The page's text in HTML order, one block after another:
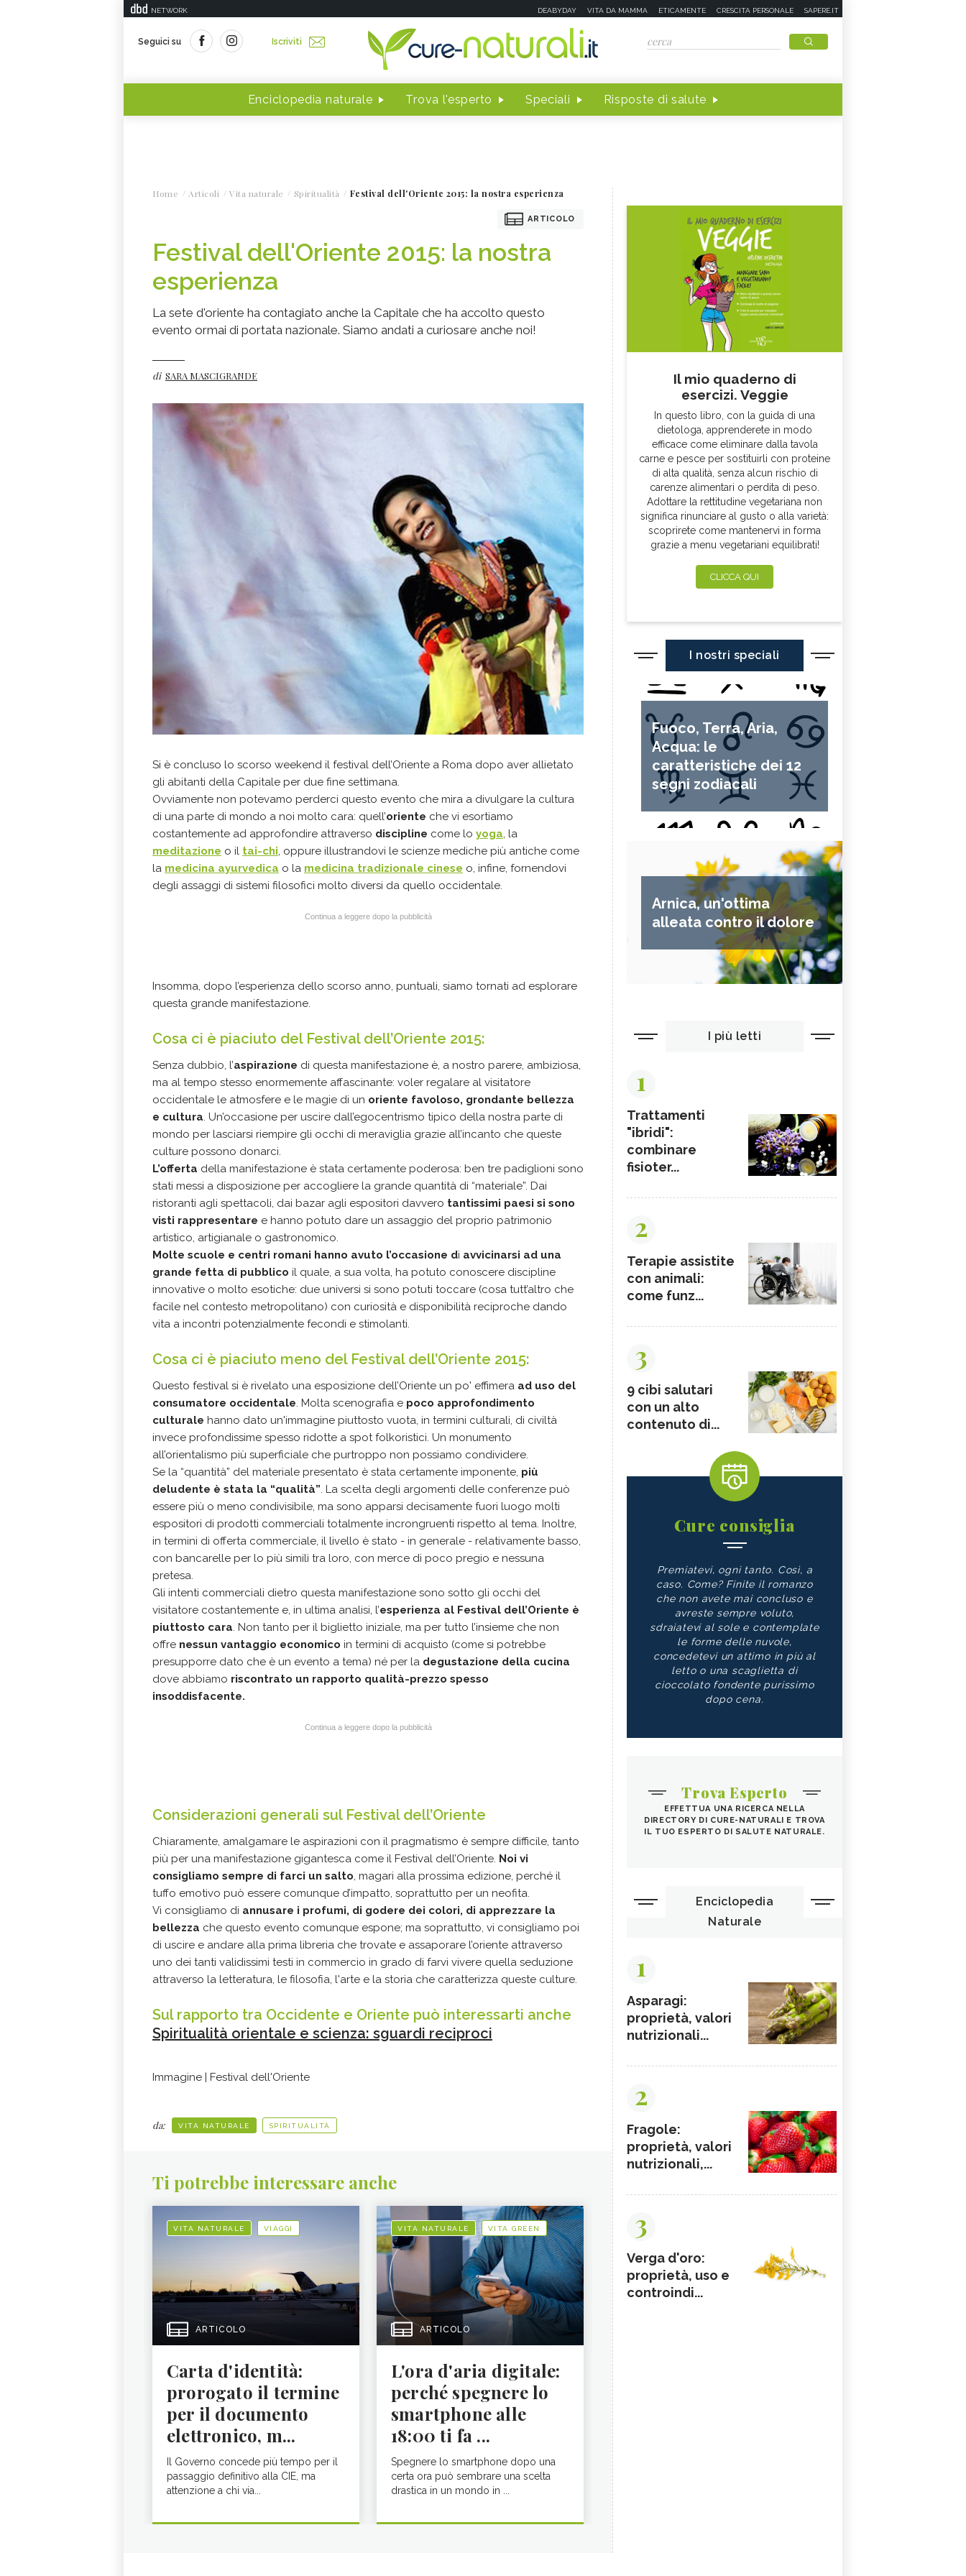
NETWORK DEABYDAY VITA DA MAMMA ETICAMENTE CRESCITA PERSONALE SAPERE.IT
Seguici su Iscriviti
Enciclopedia naturale Trova l'esperto Speciali Risposte di salute
Home Articoli Vita naturale Spiritualità Festival dell'Oriente 2015: la nostra esperienza
ARTICOLO
Festival dell'Oriente 2015: la nostra
esperienza
La sete d'oriente ha contagiato anche la Capitale che ha accolto questo
evento ormai di portata nazionale. Siamo andati a curiosare anche noi!
di SARA MASCIGRANDE
Si è concluso lo scorso weekend il festival dell’Oriente a Roma dopo aver allietato
gli abitanti della Capitale per due fine settimana.
Ovviamente non potevamo perderci questo evento che mira a divulgare la cultura
di una parte di mondo a noi molto cara: quell’oriente che vi esortiamo
costantemente ad approfondire attraverso discipline come lo yoga, la
meditazione o il tai-chi, oppure illustrandovi le scienze mediche più antiche come
la medicina ayurvedica o la medicina tradizionale cinese o, infine, fornendovi
degli assaggi di sistemi filosofici molto diversi da quello occidentale.
Continua a leggere dopo la pubblicità
Insomma, dopo l’esperienza dello scorso anno, puntuali, siamo tornati ad esplorare
questa grande manifestazione.
Cosa ci è piaciuto del Festival dell’Oriente 2015:
Senza dubbio, l’aspirazione di questa manifestazione è, a nostro parere, ambiziosa,
ma al tempo stesso enormemente affascinante: voler regalare al visitatore
occidentale le atmosfere e le magie di un oriente favoloso, grondante bellezza
e cultura. Un’occasione per uscire dall’egocentrismo tipico della nostra parte di
mondo per lasciarsi riempire gli occhi di meraviglia grazie all’incanto che queste
culture possono donarci.
L’offerta della manifestazione è stata certamente poderosa: ben tre padiglioni sono
stati messi a disposizione per accogliere la grande quantità di “materiale”. Dai
ristoranti agli spettacoli, dai bazar agli espositori davvero tantissimi paesi si sono
visti rappresentare e hanno potuto dare un assaggio del proprio patrimonio
artistico, artigianale o gastronomico.
Molte scuole e centri romani hanno avuto l’occasione di avvicinarsi ad una
grande fetta di pubblico il quale, a sua volta, ha potuto conoscere discipline
innovative o molto esotiche: due universi si sono potuti toccare (cosa tutt’altro che
facile nel contesto metropolitano) con curiosità e disponibilità reciproche dando
vita a incontri potenzialmente fecondi e stimolanti.
Cosa ci è piaciuto meno del Festival dell’Oriente 2015:
Questo festival si è rivelato una esposizione dell’Oriente un po' effimera ad uso del
consumatore occidentale. Molta scenografia e poco approfondimento
culturale hanno dato un'immagine piuttosto vuota, in termini culturali, di civiltà
invece profondissime spesso ridotte a spot folkoristici. Un monumento
all’orientalismo più superficiale che purtroppo non possiamo condividere.
Se la “quantità” del materiale presentato è stata certamente imponente, più
deludente è stata la “qualità”. La scelta degli argomenti delle conferenze può
essere più o meno condivisibile, ma sono apparsi decisamente fuori luogo molti
espositori di prodotti commerciali totalmente incrongruenti rispetto al tema. Inoltre,
in termini di offerta commerciale, il livello è stato - in generale - relativamente basso,
con bancarelle per lo più simili tra loro, con merce di poco pregio e nessuna
pretesa.
Gli intenti commerciali dietro questa manifestazione sono sotto gli occhi del
visitatore costantemente e, in ultima analisi, l’esperienza al Festival dell’Oriente è
piuttosto cara. Non tanto per il biglietto iniziale, ma per tutto l’insieme che non
offre nessun vantaggio economico in termini di acquisto (come si potrebbe
presupporre dato che è un evento a tema) né per la degustazione della cucina
dove abbiamo riscontrato un rapporto qualità-prezzo spesso
insoddisfacente.
Continua a leggere dopo la pubblicità
Considerazioni generali sul Festival dell’Oriente
Chiaramente, amalgamare le aspirazioni con il pragmatismo è sempre difficile, tanto
più per una manifestazione gigantesca come il Festival dell’Oriente. Noi vi
consigliamo sempre di farci un salto, magari alla prossima edizione, perché il
tuffo emotivo può essere comunque d’impatto, soprattutto per un neofita.
Vi consigliamo di annusare i profumi, di godere dei colori, di apprezzare la
bellezza che questo evento comunque espone; ma soprattutto, vi consigliamo poi
di uscire e andare alla prima libreria che trovate e assaporare l’oriente attraverso
uno dei tanti validissimi testi in commercio in grado di farvi vivere quella seduzione
attraverso la letteratura, le filosofia, l'arte e la storia che caratterizza queste culture.
Sul rapporto tra Occidente e Oriente può interessarti anche
Spiritualità orientale e scienza: sguardi reciproci
Immagine | Festival dell'Oriente
da: VITA NATURALE SPIRITUALITÀ
Ti potrebbe interessare anche
VITA NATURALE VIAGGI
ARTICOLO
Carta d'identità:
prorogato il termine
per il documento
elettronico, m...
Il Governo concede più tempo per il
passaggio definitivo alla CIE, ma
attenzione a chi via...
VITA NATURALE VITA GREEN
ARTICOLO
L'ora d'aria digitale:
perché spegnere lo
smartphone alle
18:00 ti fa ...
Spegnere lo smartphone dopo una
certa ora può sembrare una scelta
drastica in un mondo in ...
Il mio quaderno di
esercizi. Veggie
In questo libro, con la guida di una
dietologa, apprenderete in modo
efficace come eliminare dalla tavola
carne e pesce per sostituirli con proteine
di alta qualità, senza alcun rischio di
carenze alimentari o perdita di peso.
Adottare la rettitudine vegetariana non
significa rinunciare al gusto o alla varietà:
scoprirete come mantenervi in forma
grazie a menu vegetariani equilibrati!
CLICCA QUI
I nostri speciali
Fuoco, Terra, Aria,
Acqua: le
caratteristiche dei 12
segni zodiacali
Arnica, un'ottima
alleata contro il dolore
I più letti
1
Trattamenti
"ibridi":
combinare
fisioter...
2
Terapie assistite
con animali:
come funz...
3
9 cibi salutari
con un alto
contenuto di...
Cure consiglia
Premiatevi, ogni tanto. Così, a
caso. Come? Finite il romanzo
che non avete mai concluso e
avreste sempre voluto,
sdraiatevi al sole e contemplate
le forme delle nuvole,
concedetevi un attimo in più al
letto o una scaglietta di
cioccolato fondente purissimo
dopo cena.
Trova Esperto
EFFETTUA UNA RICERCA NELLA
DIRECTORY DI CURE-NATURALI E TROVA
IL TUO ESPERTO DI SALUTE NATURALE.
Enciclopedia
Naturale
1
Asparagi:
proprietà, valori
nutrizionali...
2
Fragole:
proprietà, valori
nutrizionali,...
3
Verga d'oro:
proprietà, uso e
controindi...